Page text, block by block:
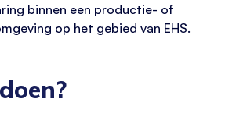
binnen een productie- of
op het gebied van EHS.